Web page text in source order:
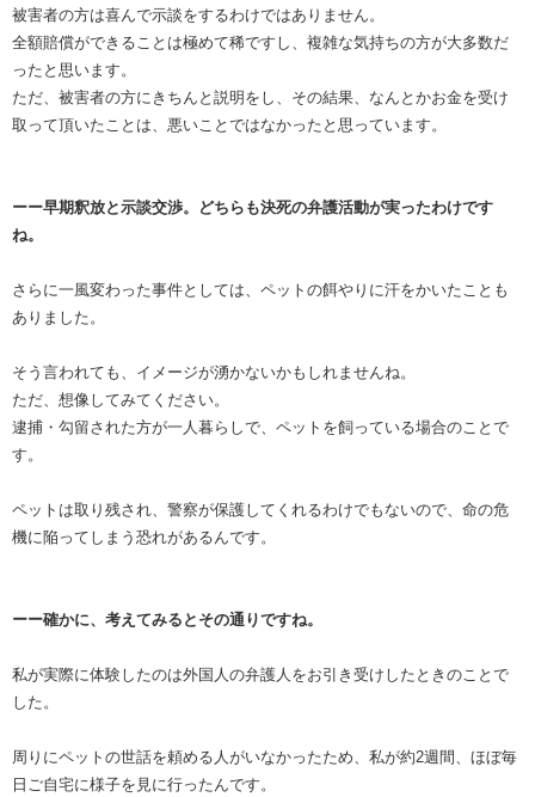
被害者の方は喜んで示談をするわけではありません。
全額賠償ができることは極めて稀ですし、複雑な気持ちの方が大多数だ
ったと思います。
ただ、被害者の方にきちんと説明をし、その結果、なんとかお金を受け
取って頂いたことは、悪いことではなかったと思っています。
ーー早期釈放と示談交渉。どちらも決死の弁護活動が実ったわけです
ね。
さらに一風変わった事件としては、ペットの餌やりに汗をかいたことも
ありました。
そう言われても、イメージが湧かないかもしれませんね。
ただ、想像してみてください。
逮捕・勾留された方が一人暮らしで、ペットを飼っている場合のことで
す。
ペットは取り残され、警察が保護してくれるわけでもないので、命の危
機に陥ってしまう恐れがあるんです。
ーー確かに、考えてみるとその通りですね。
私が実際に体験したのは外国人の弁護人をお引き受けしたときのことで
した。
周りにペットの世話を頼める人がいなかったため、私が約2週間、ほぼ毎
日ご自宅に様子を見に行ったんです。